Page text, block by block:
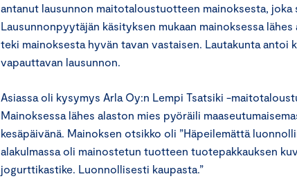
antanut lausunnon maitotaloustuotteen mainoksesta, joka
Lausunnonpyytäjän käsityksen mukaan mainoksessa
teki mainoksesta hyvän tavan vastaisen. Lautakunta antoi
vapauttavan lausunnon.
Asiassa oli kysymys Arla Oy:n Lempi Tsatsiki -
Mainoksessa lähes alaston mies pyöräili
kesäpäivänä. Mainoksen otsikko oli ”Häpeilemättä
alakulmassa oli mainostetun tuotteen tuotepakkauksen
jogurttikastike. Luonnollisesti kaupasta.”